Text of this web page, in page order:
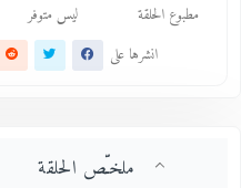
مطبوع الحلقة
ليس متوفر
انشرها على
ملخـّص الحلقة